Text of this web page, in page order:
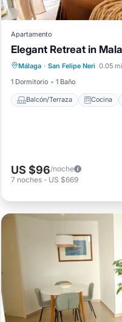
Apartamento
Elegant Retreat in
Málaga · San Felipe Neri 0.05
1 Dormitorio
1 Baño
Balcón/Terraza Cocina
Balcón/Terraza
Aire acondicionado
US $96/noche
7 noches - US $669